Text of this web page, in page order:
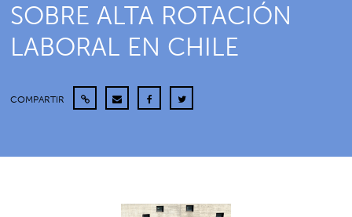
SOBRE ALTA ROTACIÓN
LABORAL EN CHILE
COMPARTIR